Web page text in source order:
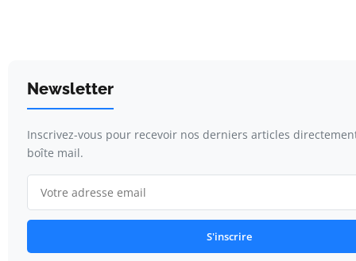
Newsletter
Inscrivez-vous pour recevoir nos derniers articles
boîte mail.
S'inscrire